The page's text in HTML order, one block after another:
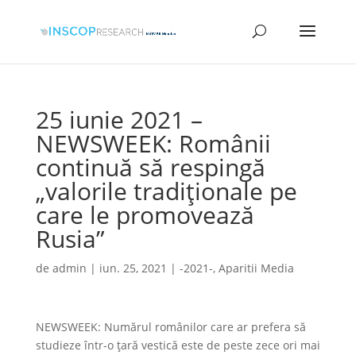
25 iunie 2021 –
NEWSWEEK: Românii
continuă să respingă
„valorile tradiționale pe
care le promovează
Rusia”
de admin | iun. 25, 2021 | -2021-, Aparitii Media
NEWSWEEK: Numărul românilor care ar prefera să
studieze într-o țară vestică este de peste zece ori mai